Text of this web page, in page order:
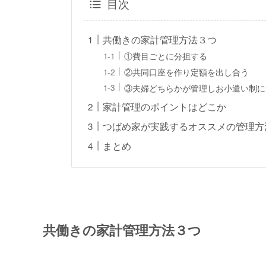
共働きの家計管理方法３つ
①費目ごとに分担する
②共同口座を作り定額を出し合う
③夫婦どちらかが管理しお小遣い制
家計管理のポイントはどこか
つばめ家が実践するオススメの管理
まとめ
共働きの家計管理方法３つ